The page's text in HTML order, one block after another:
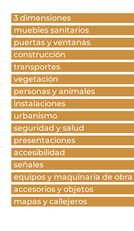
3 dimensiones
muebles sanitarios
puertas y ventanas
construcción
transportes
vegetación
personas y animales
instalaciones
urbanismo
seguridad y salud
presentaciones
accesibilidad
señales
equipos y maquinaria de obra
accesorios y objetos
mapas y callejeros